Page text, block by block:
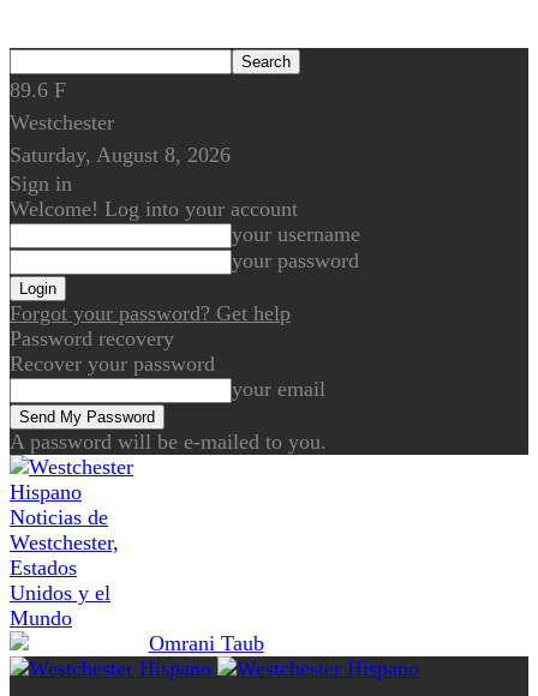
89.6 F
Westchester
Saturday, August 8, 2026
Sign in
Welcome! Log into your account
your username
your password
Forgot your password? Get help
Password recovery
Recover your password
your email
A password will be e-mailed to you.
Noticias de
Westchester,
Estados
Unidos y el
Mundo